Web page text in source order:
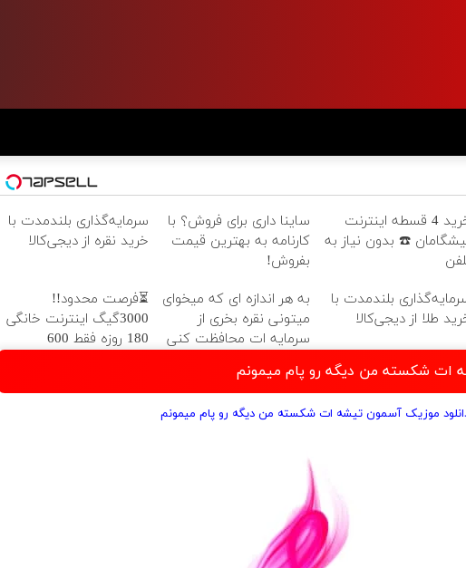
خرید 4 قسطه اینترنت
☎️ بدون نیاز به
ساینا داری برای فروش؟ با
کارنامه به بهترین قیمت
بفروش!
سرمایه‌گذاری بلندمدت با
خرید نقره از دیجی‌کالا
بلندمدت با
طلا از دیجی‌کالا
به هر اندازه ای که میخوای
میتونی نقره بخری از
سرمایه ات محافظت کنی
⏳فرصت محدود!!
3000گیگ اینترنت خانگی
180 روزه فقط 600
ات شکسته من دیگه رو پام میمونم
موزیک آسمون تیشه ات شکسته من دیگه رو پام میمونم